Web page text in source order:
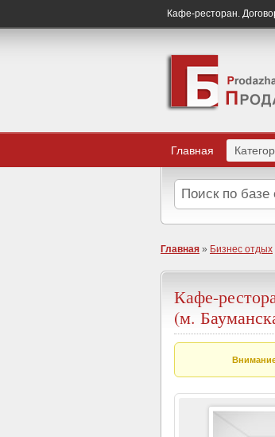
Кафе-ресторан.
Главная
Главная » Бизнес отдых
Кафе-
(м.